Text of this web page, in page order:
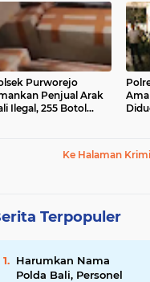
Purworejo
Penjual Arak
Ilegal, 255 Botol
Ke Halaman
Terpopuler
Harumkan Nama
Polda Bali, Personel